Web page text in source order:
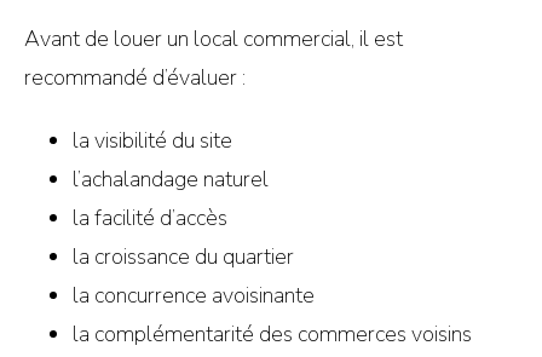
Avant de louer un local commercial, il est
recommandé d’évaluer :
la visibilité du site
l’achalandage naturel
la facilité d’accès
la croissance du quartier
la concurrence avoisinante
la complémentarité des commerces voisins